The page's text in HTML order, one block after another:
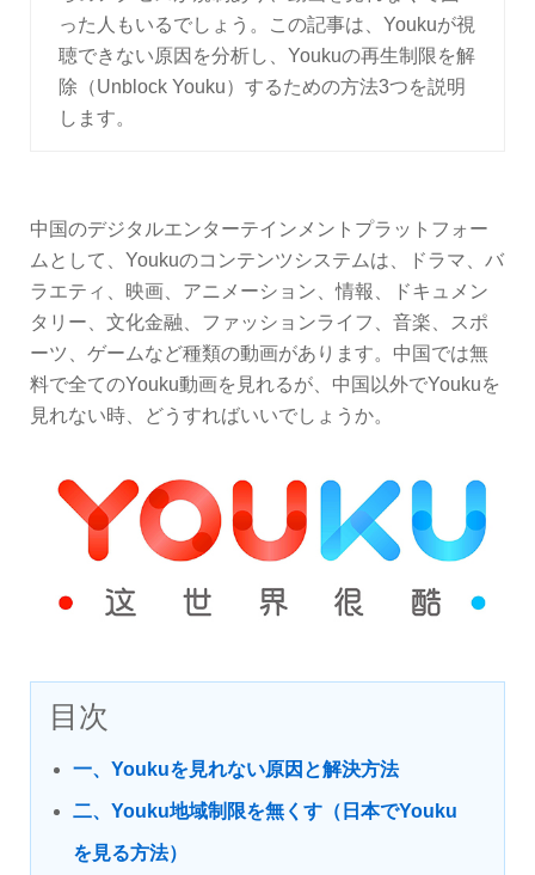
った人もいるでしょう。この記事は、Youkuが視
聴できない原因を分析し、Youkuの再生制限を解
除（Unblock Youku）するための方法3つを説明
します。
中国のデジタルエンターテインメントプラットフォー
ムとして、Youkuのコンテンツシステムは、ドラマ、バ
ラエティ、映画、アニメーション、情報、ドキュメン
タリー、文化金融、ファッションライフ、音楽、スポ
ーツ、ゲームなど種類の動画があります。中国では無
料で全てのYouku動画を見れるが、中国以外でYoukuを
見れない時、どうすればいいでしょうか。
目次
一、Youkuを見れない原因と解決方法
二、Youku地域制限を無くす（日本でYouku
を見る方法）